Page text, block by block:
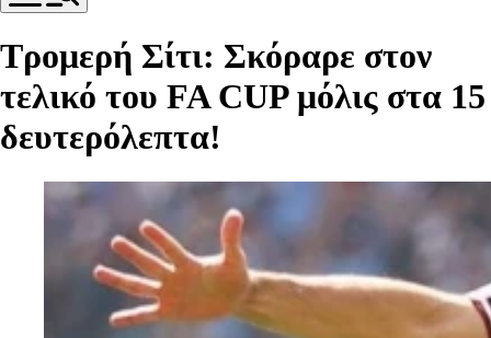
Τρομερή Σίτι: Σκόραρε στον
τελικό του FA CUP μόλις στα 15
δευτερόλεπτα!